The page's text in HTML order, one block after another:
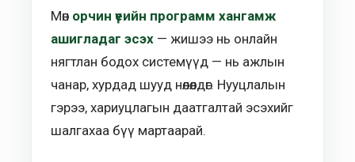
Мөн орчин үеийн программ хангамж
ашигладаг эсэх — жишээ нь онлайн
нягтлан бодох системүүд — нь ажлын
чанар, хурдад шууд нөлөөлдөг. Нууцлалын
гэрээ, хариуцлагын даатгалтай эсэхийг
шалгахаа бүү мартаарай.